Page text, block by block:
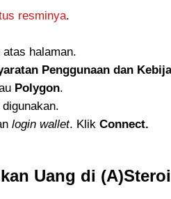
resminya.
atas halaman.
Penggunaan dan
Polygon.
login wallet. Klik Connect.
Uang di